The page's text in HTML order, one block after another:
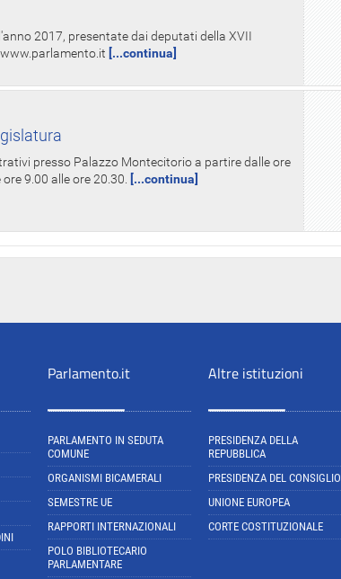
2017, presentate dai deputati della XVII
[...continua]
presso Palazzo Montecitorio a partire dalle ore
9.00 alle ore 20.30.
[...continua]
Parlamento.it
PARLAMENTO IN SEDUTA
COMUNE
ORGANISMI BICAMERALI
SEMESTRE UE
RAPPORTI INTERNAZIONALI
POLO BIBLIOTECARIO
PARLAMENTARE
Altre istituzioni
PRESIDENZA DELLA
REPUBBLICA
PRESIDENZA DEL CONSIGLIO
UNIONE EUROPEA
CORTE COSTITUZIONALE